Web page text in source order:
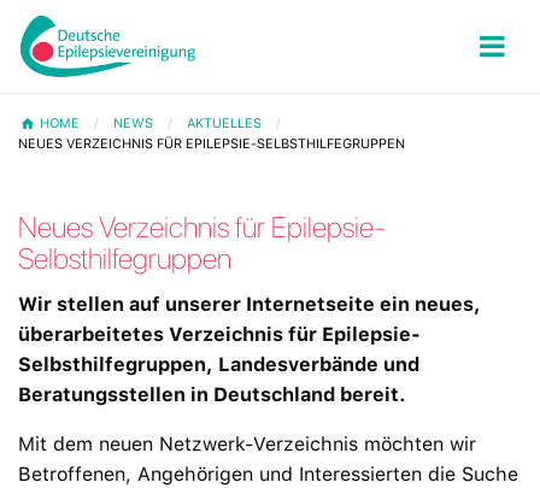
HOME NEWS
AKTUELLES
NEUES VERZEICHNIS FÜR EPILEPSIE-SELBSTHILFEGRUPPEN
Neues Verzeichnis für Epilepsie-
Selbsthilfegruppen
Wir stellen auf unserer Internetseite ein neues,
überarbeitetes Verzeichnis für Epilepsie-
Selbsthilfegruppen, Landesverbände und
Beratungsstellen in Deutschland bereit.
Mit dem neuen Netzwerk-Verzeichnis möchten wir
Betroffenen, Angehörigen und Interessierten die Suche